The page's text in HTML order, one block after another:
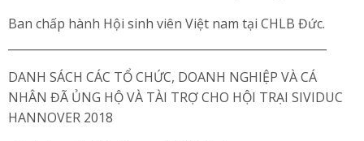
Ban chấp hành Hội sinh viên Việt nam tại CHLB Đức.
DANH SÁCH CÁC TỔ CHỨC, DOANH NGHIỆP VÀ CÁ
NHÂN ĐÃ ỦNG HỘ VÀ TÀI TRỢ CHO HỘI TRẠI SIVIDUC
HANNOVER 2018